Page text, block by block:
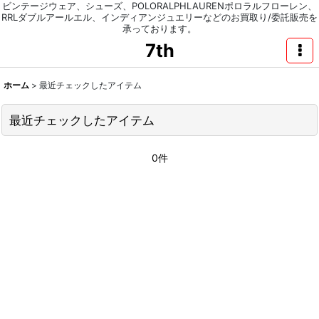
ビンテージウェア、シューズ、POLORALPHLAURENポロラルフローレン、
RRLダブルアールエル、インディアンジュエリーなどのお買取り/委託販売を
承っております。
7th
ホーム > 最近チェックしたアイテム
最近チェックしたアイテム
0件